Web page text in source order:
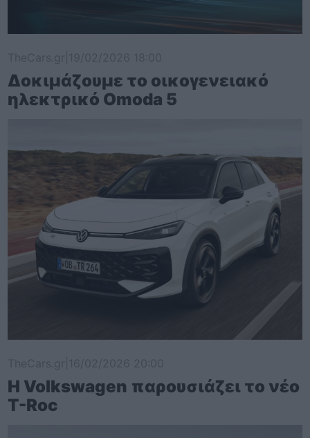
Δοκιμάζουμε το οικογενειακό
ηλεκτρικό Omoda 5
Η Volkswagen παρουσιάζει το νέο
T-Roc